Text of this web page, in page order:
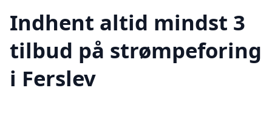
Indhent altid mindst 3
tilbud på strømpeforing
i Ferslev